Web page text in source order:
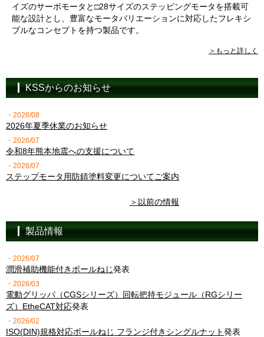
イズのサーボモータと□28サイズのステッピングモータを搭載可
能な設計とし、豊富なモータバリエーションに対応したフレキシ
ブルなコンセプトを持つ製品です。
＞もっと詳しく
KSSからのお知らせ
・2026/08
2026年夏季休業のお知らせ
・2026/07
令和8年熊本地震への支援について
・2026/07
ステップモータ用防錆塗料変更についてご案内
＞以前の情報
製品情報
・2026/07
潤滑補助機能付きボールねじ発表
・2026/03
電動グリッパ（CGSシリーズ）回転把持モジュール（RGシリー
ズ）EtheCAT対応発表
・2026/02
ISO(DIN)規格対応ボールねじ フランジ付きシングルナット 発表